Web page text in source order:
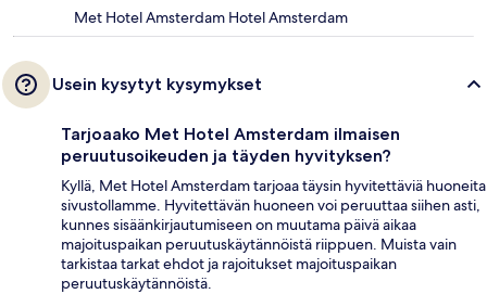
Met Hotel Amsterdam Hotel Amsterdam
Usein kysytyt kysymykset
Tarjoaako Met Hotel Amsterdam ilmaisen
peruutusoikeuden ja täyden hyvityksen?
Kyllä, Met Hotel Amsterdam tarjoaa täysin hyvitettäviä huoneita
sivustollamme. Hyvitettävän huoneen voi peruuttaa siihen asti,
kunnes sisäänkirjautumiseen on muutama päivä aikaa
majoituspaikan peruutuskäytännöistä riippuen. Muista vain
tarkistaa tarkat ehdot ja rajoitukset majoituspaikan
peruutuskäytännöistä.